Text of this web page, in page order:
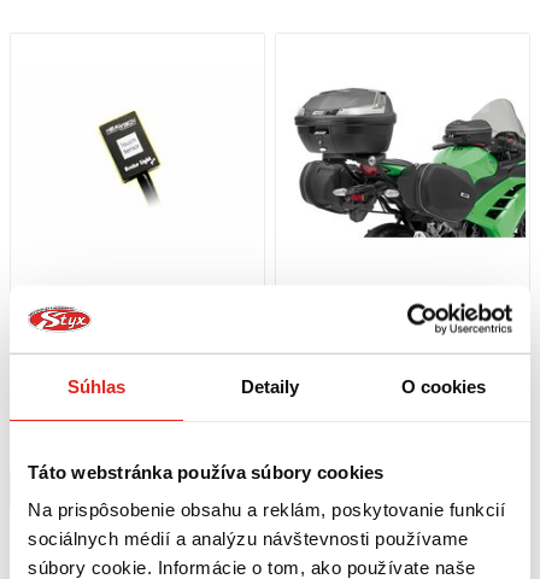
Súhlas Detaily O cookies
Táto webstránka používa súbory cookies
Na prispôsobenie obsahu a reklám, poskytovanie funkcií
sociálnych médií a analýzu návštevnosti používame
súbory cookie. Informácie o tom, ako používate naše
49,95 €
SVETLA BLP-U01
Skladom
NINJA 250 R (08-12) TE4107